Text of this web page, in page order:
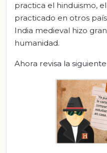
practica el hinduismo,
practicado en otros
India medieval hizo
humanidad.
Ahora revisa la